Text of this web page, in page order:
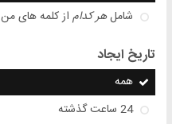
شاملهر کدام از کلمه های من
تاریخ ایجاد
همه
24 ساعت گذشته